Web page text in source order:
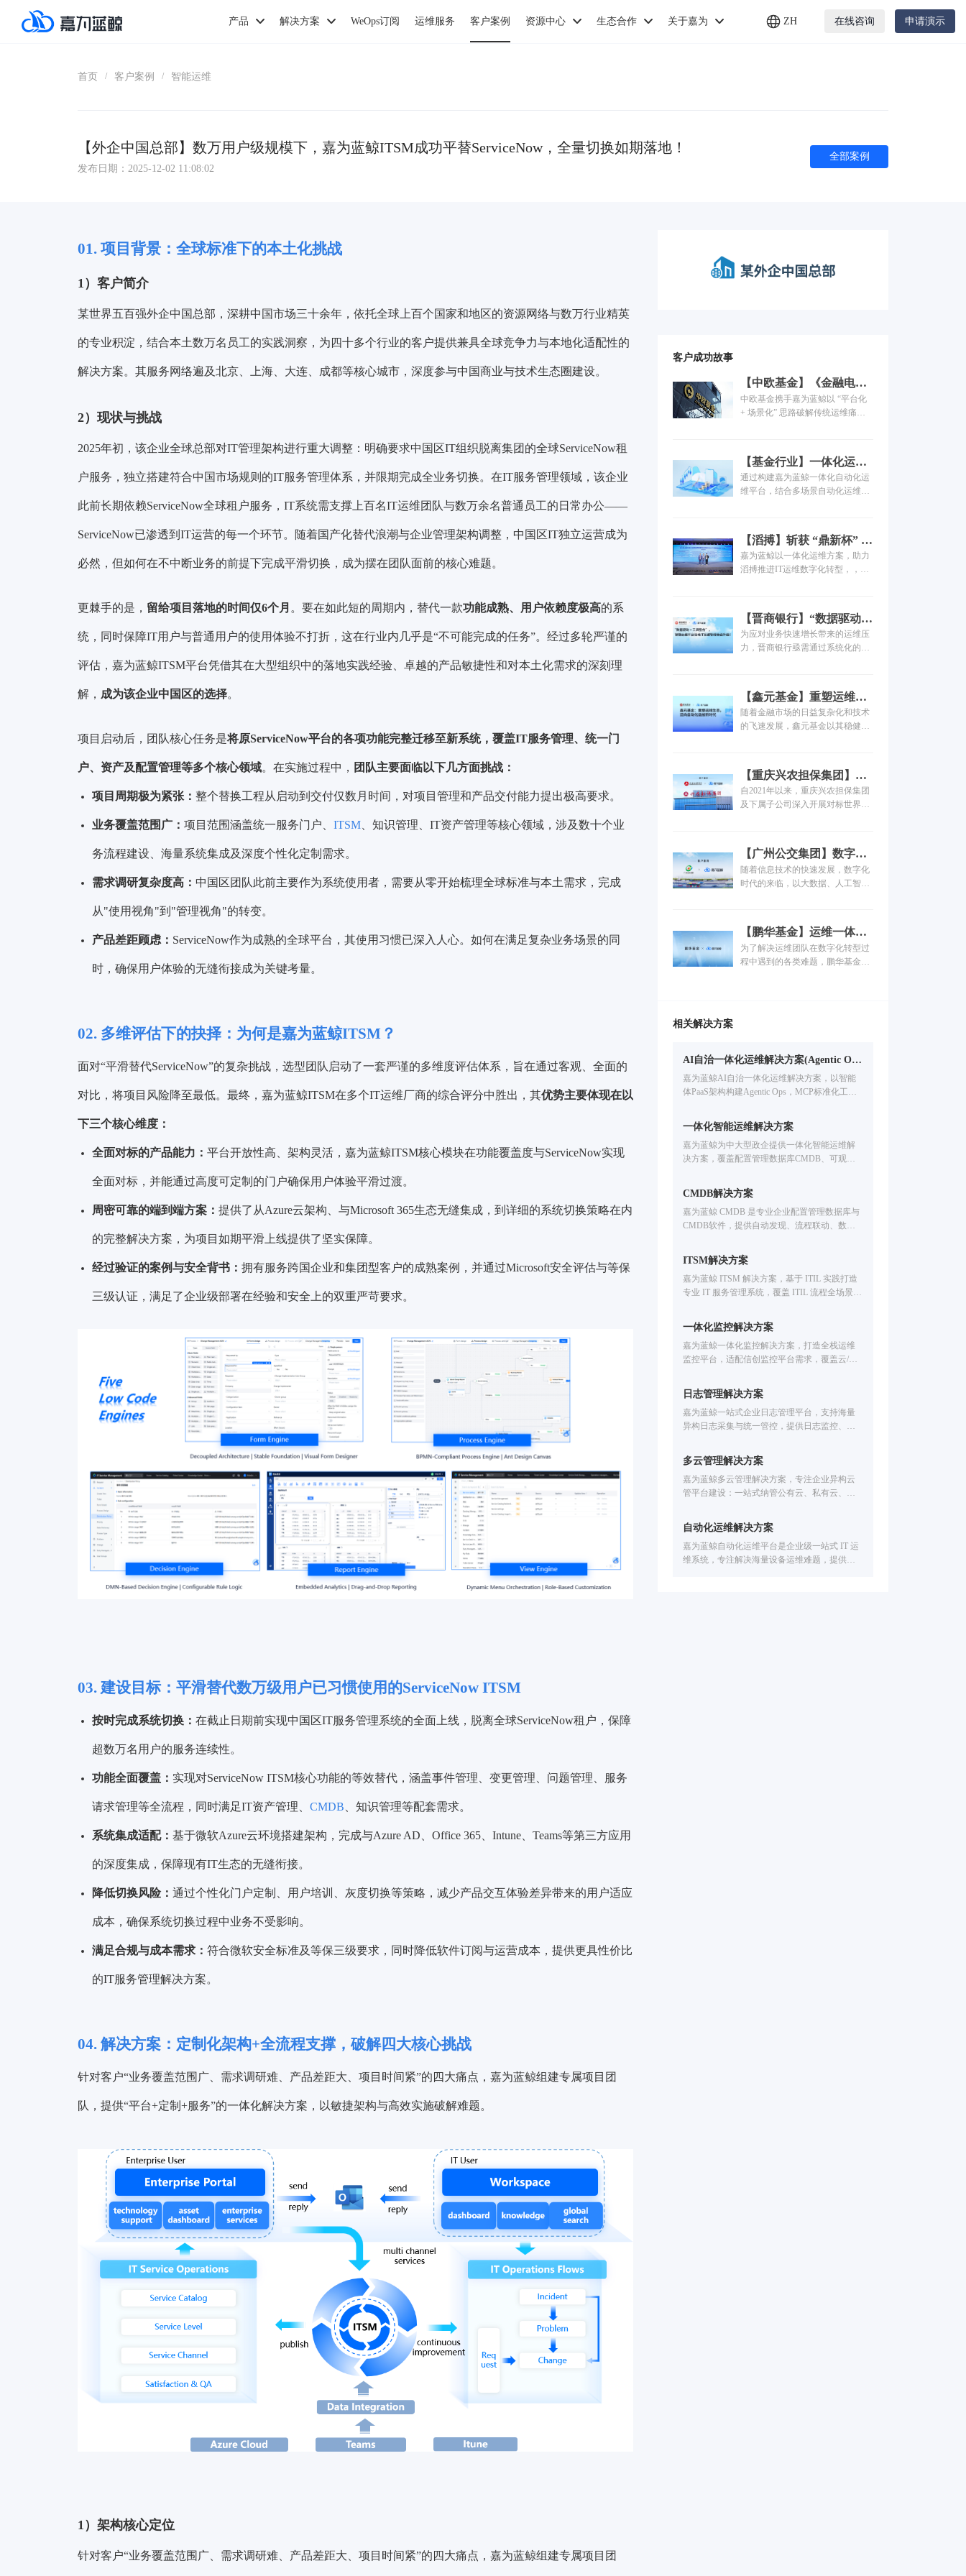
产品 解决方案 WeOps订阅 运维服务 客户案例 资源中心 生态合作 关于嘉为 ZH 在线咨询 申请演示
首页 / 客户案例 / 智能运维
【外企中国总部】数万用户级规模下，嘉为蓝鲸ITSM成功平替ServiceNow，全量切换如期落地！
发布日期：2025-12-02 11:08:02
全部案例
01. 项目背景： 全球标准下的本土化挑战
1） 客户简介
某世界五百强外企中国总部，深耕中国市场三十余年，依托全球上百个国家和地区的资源网络与数万行业精英
的专业积淀，结合本土数万名员工的实践洞察，为四十多个行业的客户提供兼具全球竞争力与本地化适配性的
解决方案。其服务网络遍及北京、上海、大连、成都等核心城市，深度参与中国商业与技术生态圈建设。
2） 现状与挑战
2025年初，该企业全球总部对IT管理架构进行重大调整：明确要求中国区IT组织脱离集团的全球ServiceNow租
户服务，独立搭建符合中国市场规则的IT服务管理体系，并限期完成全业务切换。在IT服务管理领域，该企业
此前长期依赖ServiceNow全球租户服务，IT系统需支撑上百名IT运维团队与数万余名普通员工的日常办公——
ServiceNow已渗透到IT运营的每一个环节。随着国产化替代浪潮与企业管理架构调整，中国区IT独立运营成为
必然，但如何在不中断业务的前提下完成平滑切换，成为摆在团队面前的核心难题。
更棘手的是， 留给项目落地的时间仅6个月 。要在如此短的周期内，替代一款功能成熟、用户依赖度极高的系
统，同时保障IT用户与普通用户的使用体验不打折，这在行业内几乎是“不可能完成的任务”。经过多轮严谨的
评估，嘉为蓝鲸ITSM平台凭借其在大型组织中的落地实践经验、卓越的产品敏捷性和对本土化需求的深刻理
解， 成为该企业中国区的选择。
项目启动后，团队核心任务是将原ServiceNow平台的各项功能完整迁移至新系统，覆盖IT服务管理、统一门
户、资产及配置管理等多个核心领域。在实施过程中， 团队主要面临以下几方面挑战：
项目周期极为紧张： 整个替换工程从启动到交付仅数月时间，对项目管理和产品交付能力提出极高要求。
业务覆盖范围广： 项目范围涵盖统一服务门户、 ITSM、知识管理、IT资产管理等核心领域，涉及数十个业
务流程建设、海量系统集成及深度个性化定制需求。
需求调研复杂度高： 中国区团队此前主要作为系统使用者，需要从零开始梳理全球标准与本土需求，完成
从"使用视角"到"管理视角"的转变。
产品差距顾虑： ServiceNow作为成熟的全球平台，其使用习惯已深入人心。如何在满足复杂业务场景的同
时，确保用户体验的无缝衔接成为关键考量。
02. 多维评估下的抉择： 为何是嘉为蓝鲸ITSM？
面对“平滑替代ServiceNow”的复杂挑战，选型团队启动了一套严谨的多维度评估体系，旨在通过客观、全面的
对比，将项目风险降至最低。最终，嘉为蓝鲸ITSM在多个IT运维厂商的综合评分中胜出，其优势主要体现在以
下三个核心维度：
全面对标的产品能力： 平台开放性高、架构灵活，嘉为蓝鲸ITSM核心模块在功能覆盖度与ServiceNow实现
全面对标，并能通过高度可定制的门户确保用户体验平滑过渡。
周密可靠的端到端方案： 提供了从Azure云架构、与Microsoft 365生态无缝集成，到详细的系统切换策略在内
的完整解决方案，为项目如期平滑上线提供了坚实保障。
经过验证的案例与安全背书： 拥有服务跨国企业和集团型客户的成熟案例，并通过Microsoft安全评估与等保
三级认证，满足了企业级部署在经验和安全上的双重严苛要求。
03. 建设目标： 平滑替代数万级用户已习惯使用的ServiceNow ITSM
按时完成系统切换： 在截止日期前实现中国区IT服务管理系统的全面上线，脱离全球ServiceNow租户，保障
超数万名用户的服务连续性。
功能全面覆盖： 实现对ServiceNow ITSM核心功能的等效替代，涵盖事件管理、变更管理、问题管理、服务
请求管理等全流程，同时满足IT资产管理、 CMDB 、知识管理等配套需求。
系统集成适配： 基于微软Azure云环境搭建架构，完成与Azure AD、Office 365、Intune、Teams等第三方应用
的深度集成，保障现有IT生态的无缝衔接。
降低切换风险： 通过个性化门户定制、用户培训、灰度切换等策略，减少产品交互体验差异带来的用户适应
成本，确保系统切换过程中业务不受影响。
满足合规与成本需求： 符合微软安全标准及等保三级要求，同时降低软件订阅与运营成本，提供更具性价比
的IT服务管理解决方案。
04. 解决方案： 定制化架构+全流程支撑，破解四大核心挑战
针对客户“业务覆盖范围广、需求调研难、产品差距大、项目时间紧”的四大痛点，嘉为蓝鲸组建专属项目团
队，提供“平台+定制+服务”的一体化解决方案，以敏捷架构与高效实施破解难题。
1）架构核心定位
针对客户“业务覆盖范围广、需求调研难、产品差距大、项目时间紧”的四大痛点，嘉为蓝鲸组建专属项目团
客户成功故事
【中欧基金】《金融电子
化》：“平台+应用”新模
式，构建综合高效运维管
中欧基金携手嘉为蓝鲸以 “平台化
+ 场景化” 思路破解传统运维痛
务连续性，实现数字化转型，为金
融机构运维体系创新提供实践参
考。
【基金行业】一体化运维
自动化运维场景实践
通过构建嘉为蓝鲸一体化自动化运
维平台，结合多场景自动化运维，
题，为基金行业业务稳定运行与数
字化转型提供支撑。
【滔搏】斩获 “鼎新杯” 优
秀案例，引入嘉为蓝鲸打
造智能运维平台
嘉为蓝鲸以一体化运维方案，助力
滔搏推进IT运维数字化转型，，有
平台，业务高质量发展的数智引
擎”案例，荣获“鼎新杯”三等奖。
【晋商银行】“数据驱动 +
工具整合” ，智能运维平
台驱动 IT 系统管理全面升
为应对业务快速增长带来的运维压
力，晋商银行亟需通过系统化的平
智能运维平台，通过构建统一告警
中心、业务运维中心、应用发布系
统，实现运维管理的自动化、智能
化，提高运维效率，降低运维成
现资源预测、异常检测、健康评估
等场景智能化，确保系统的稳定性
和安全性。通过 “工具整合 + 数据
驱动” ，实现智能运维能力的系统
【鑫元基金】重塑运维生
态，迈向自动化运维新时
代
随着金融市场的日益复杂化和技术
的飞速发展，鑫元基金以其稳健的
而，随着业务的快速发展和监管政
策的日益严格，鑫元基金在享受业
务增长带来喜悦的同时，也不得不
面对IT运维体系面临的严峻挑战。
求，运维对象愈发复杂将带来数据
孤岛与运维成本增加等新问题。
【重庆兴农担保集团】锻
造运维能力底座，精益信
息化管理
自2021年以来，重庆兴农担保集团
及下属子公司深入开展对标世界一
理、运营管理、财务管理、风险管
理、科技管理、人力资源管理、信
息化管理等8个领域，找差距、补
短板、强弱项，加强管理体系和管
地位...
【广州公交集团】数字化
探索，落地嘉为蓝鲸智慧
运维平台
随着信息技术的快速发展，数字化
时代的来临，以大数据、人工智
响，广州公交集团作为广州交通运
输建设重要组成部分，认真贯彻落
实国家数字化转型战略，通过不断
完善自身的运营网络，提高公交运
【鹏华基金】运维一体化
平台建设实践
为了解决运维团队在数字化转型过
程中遇到的各类难题，鹏华基金以
相关解决方案
AI自治一体化运维解决方案(Agentic Ops)
嘉为蓝鲸AI自治一体化运维解决方案，以智能
体PaaS架构构建Agentic Ops，MCP标准化工具
检、流程数字人端到端运维自治。
一体化智能运维解决方案
嘉为蓝鲸为中大型政企提供一体化智能运维解
决方案，覆盖配置管理数据库CMDB、可观测IT
灾备应急、多云管理CMP、智能运维大模型开
发等企业IT运维场景。基于腾讯蓝鲸PaaS的海量
实践，支持国产信创环境，提升运维效率。免
费申请方案演示。
CMDB解决方案
嘉为蓝鲸 CMDB 是专业企业配置管理数据库与
CMDB软件，提供自动发现、流程联动、数据
破解IT运维痛点，构建可信配置数据体系。
ITSM解决方案
嘉为蓝鲸 ITSM 解决方案，基于 ITIL 实践打造
专业 IT 服务管理系统，覆盖 ITIL 流程全场景，
集成问题；融合低代码 + 自动化 + ITOM 集成
能力，助力运维合规化、效率提升，降低运营
成本。
一体化监控解决方案
嘉为蓝鲸一体化监控解决方案，打造全栈运维
监控平台，适配信创监控平台需求，覆盖云/容
术适配难、工具联动弱、故障定位慢等问题，
提供智能化告警处置、故障自愈、全生命周期
告警管理，已服务中信建投、广州公交、福田
汽车等企业，助力提升运维效率，保障业务稳
日志管理解决方案
嘉为蓝鲸一站式企业日志管理平台，支持海量
异构日志采集与统一管控，提供日志监控、日
智能故障定位、安全审计、业务链路追踪，已
服务公交、金融、医疗、制造等行业，助力企
业提速排障效率。
多云管理解决方案
嘉为蓝鲸多云管理解决方案，专注企业异构云
管平台建设：一站式纳管公有云、私有云、混
持跨云管理与自动化多云资源交付，提升资源
发放效率；结合数据中心云管与精细化云运营
分析，优化资源利用率、降低成本，保障云资
源合规，助力企业实现云运营降本增效。
自动化运维解决方案
嘉为蓝鲸自动化运维平台是企业级一站式 IT 运
维系统，专注解决海量设备运维难题，提供自